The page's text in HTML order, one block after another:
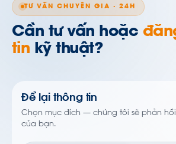
TƯ VẤN CHUYÊN GIA · 24H
Cần tư vấn hoặc
tin kỹ thuật?
Để lại thông tin
Chọn mục đích — chúng tôi sẽ phản
của bạn.